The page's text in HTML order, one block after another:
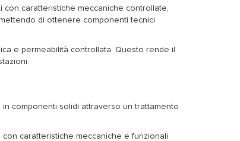
caratteristiche meccaniche controllate,
di ottenere componenti tecnici
e permeabilità controllata. Questo rende il
componenti solidi attraverso un trattamento
caratteristiche meccaniche e funzionali